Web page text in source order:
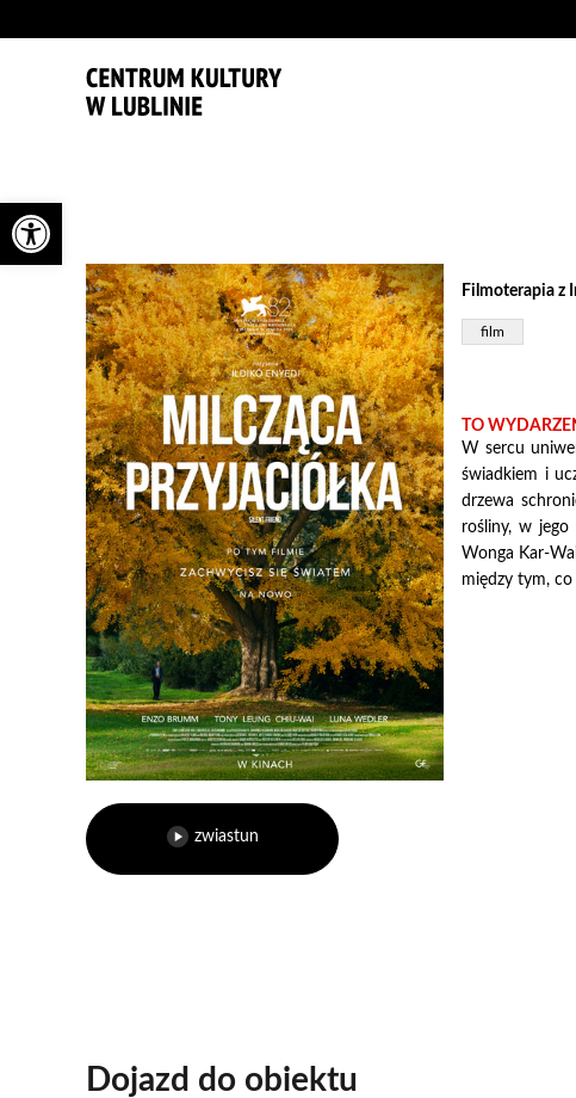
Otwórz pasek narzędzi
zwiastun
Filmoterapia z
film
W sercu
świadkiem i
drzewa
rośliny, w
Wonga Kar-
między tym,
TO
Dojazd do obiektu